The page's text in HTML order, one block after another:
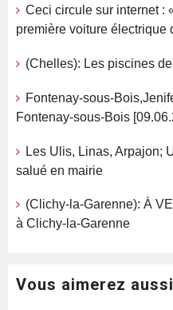
Ceci circule sur internet :
première voiture électrique
(Chelles): Les piscines
Fontenay-sous-
Fontenay-sous-Bois
Les Ulis, Linas, Arpajon;
salué en mairie
(Clichy-la-Garenne): À
à Clichy-la-Garenne
Vous aimerez aussi